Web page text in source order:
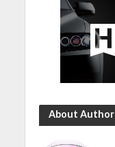
About Author